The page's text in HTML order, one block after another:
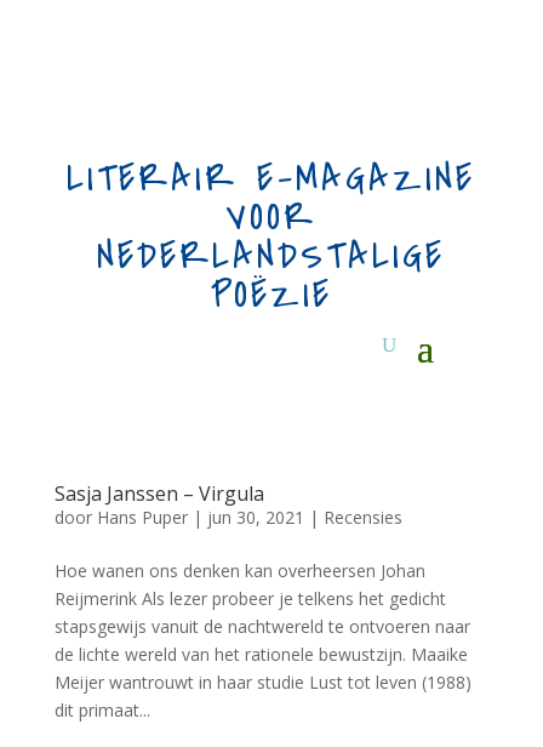
LITERAIR E-MAGAZINE
VOOR
NEDERLANDSTALIGE
POËZIE
Sasja Janssen – Virgula
door Hans Puper| jun 30, 2021 | Recensies
Hoe wanen ons denken kan overheersen Johan
Reijmerink Als lezer probeer je telkens het gedicht
stapsgewijs vanuit de nachtwereld te ontvoeren naar
de lichte wereld van het rationele bewustzijn. Maaike
Meijer wantrouwt in haar studie Lust tot leven (1988)
dit primaat...